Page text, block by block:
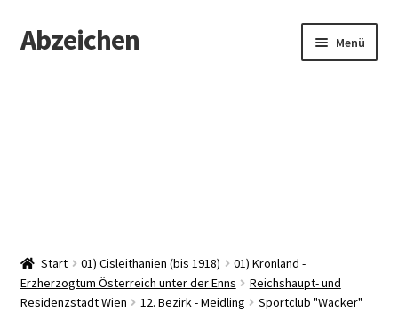
Zur
Navigation
Zum
Inhalt
Abzeichen Menü
Start 01) Cisleithanien (bis 1918)
01) Kronland -
Erzherzogtum Österreich unter der Enns
Reichshaupt- und
Residenzstadt Wien
12. Bezirk - Meidling
Sportclub "Wacker"